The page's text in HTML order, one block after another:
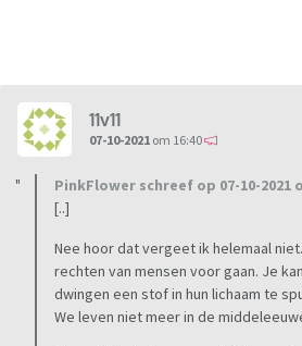
11v11
07-10-2021 om 16:40
PinkFlower schreef op 07-10-2021
[..]
Nee hoor dat vergeet ik helemaal
rechten van mensen voor gaan. Je
dwingen een stof in hun lichaam te
We leven niet meer in de